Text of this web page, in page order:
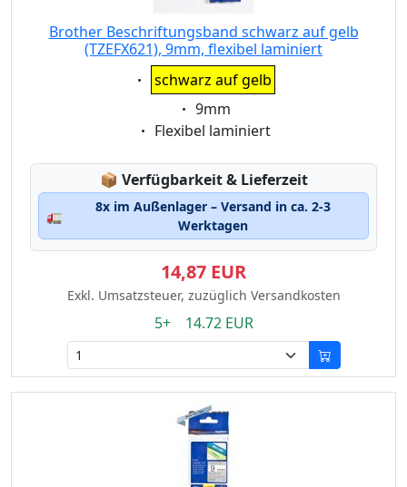
Brother Beschriftungsband schwarz auf gelb
(TZEFX621), 9mm, flexibel laminiert
Eigenschaft:
schwarz auf gelb
Eigenschaft:
9mm
Eigenschaft:
Flexibel laminiert
📦 Lagerstatus:
Verfügbarkeit & Lieferzeit
🚛
8x im Außenlager – Versand in ca. 2-3
Werktagen
14,87 EUR
Exkl. Umsatzsteuer, zuzüglich Versandkosten
5+ 14.72 EUR